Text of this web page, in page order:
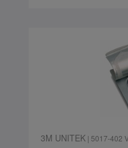
3M UNITEK| 5017-402